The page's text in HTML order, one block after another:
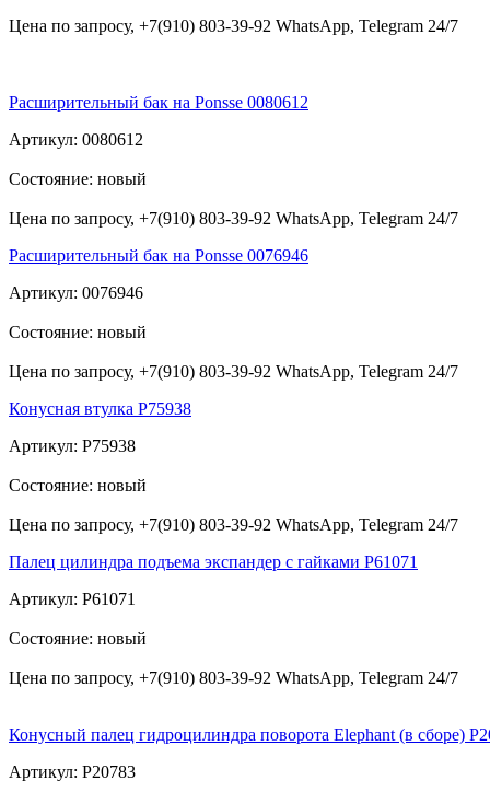
Цена по запросу, +7(910) 803-39-92 WhatsApp, Telegram 24/7
Расширительный бак на Ponsse 0080612
Артикул: 0080612
Состояние: новый
Цена по запросу, +7(910) 803-39-92 WhatsApp, Telegram 24/7
Расширительный бак на Ponsse 0076946
Артикул: 0076946
Состояние: новый
Цена по запросу, +7(910) 803-39-92 WhatsApp, Telegram 24/7
Конусная втулка Р75938
Артикул: P75938
Состояние: новый
Цена по запросу, +7(910) 803-39-92 WhatsApp, Telegram 24/7
Палец цилиндра подъема экспандер с гайками P61071
Артикул: P61071
Состояние: новый
Цена по запросу, +7(910) 803-39-92 WhatsApp, Telegram 24/7
Конусный палец гидроцилиндра поворота Elephant (в сборе)
Артикул: Р20783